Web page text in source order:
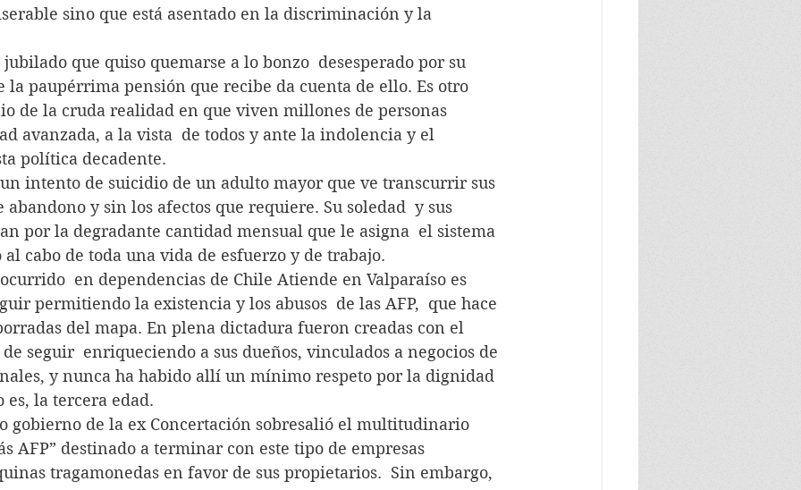
sino que está asentado en la discriminación y la
que quiso quemarse a lo bonzo  desesperado por su
la paupérrima pensión que recibe da cuenta de ello. Es otro
de la cruda realidad en que viven millones de personas
avanzada, a la vista  de todos y ante la indolencia y el
política decadente.
de suicidio de un adulto mayor que ve transcurrir sus
y sin los afectos que requiere. Su soledad  y sus
por la degradante cantidad mensual que le asigna  el sistema
cabo de toda una vida de esfuerzo y de trabajo.
en dependencias de Chile Atiende en Valparaíso es
permitiendo la existencia y los abusos  de las AFP,  que hace
del mapa. En plena dictadura fueron creadas con el
seguir  enriqueciendo a sus dueños, vinculados a negocios de
y nunca ha habido allí un mínimo respeto por la dignidad
es, la tercera edad.
de la ex Concertación sobresalió el multitudinario
AFP” destinado a terminar con este tipo de empresas
tragamonedas en favor de sus propietarios.  Sin embargo,